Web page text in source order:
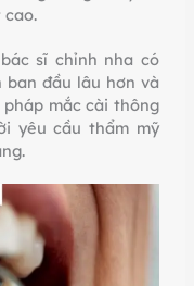
cao.
sĩ chỉnh nha có
đầu lâu hơn và
mắc cài thông
yêu cầu thẩm mỹ